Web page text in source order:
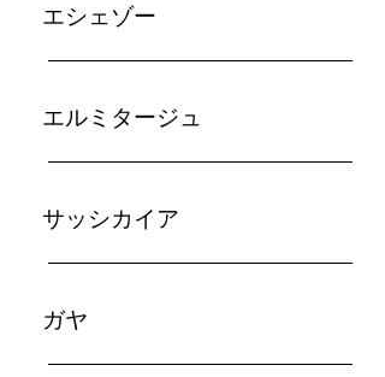
​エシェゾー
エルミタージュ
サッシカイア
ガヤ